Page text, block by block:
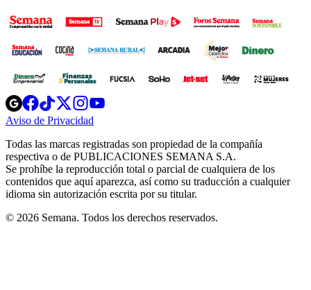
Opens
in
new
Opens
in
new
Opens
in
new
window
Opens
new
windowwindow
Aviso de Privacidad
new
window
Todas las marcas registradas son propiedad de la compañía
respectiva o de PUBLICACIONES SEMANA S.A.
Se prohíbe la reproducción total o parcial de cualquiera de los
contenidos que aquí aparezca, así como su traducción a cualquier
idioma sin autorización escrita por su titular.
© 2026 Semana. Todos los derechos reservados.